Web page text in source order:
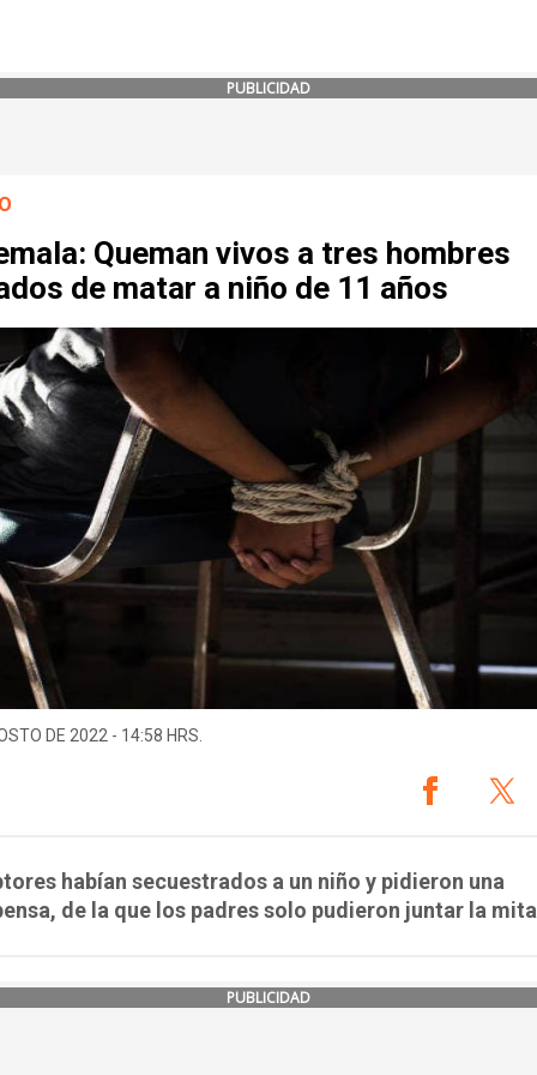
PUBLICIDAD
Queman vivos a tres hombres
de matar a niño de 11 años
DE 2022 - 14:58 HRS.
habían secuestrados a un niño y pidieron una
de la que los padres solo pudieron juntar la
PUBLICIDAD